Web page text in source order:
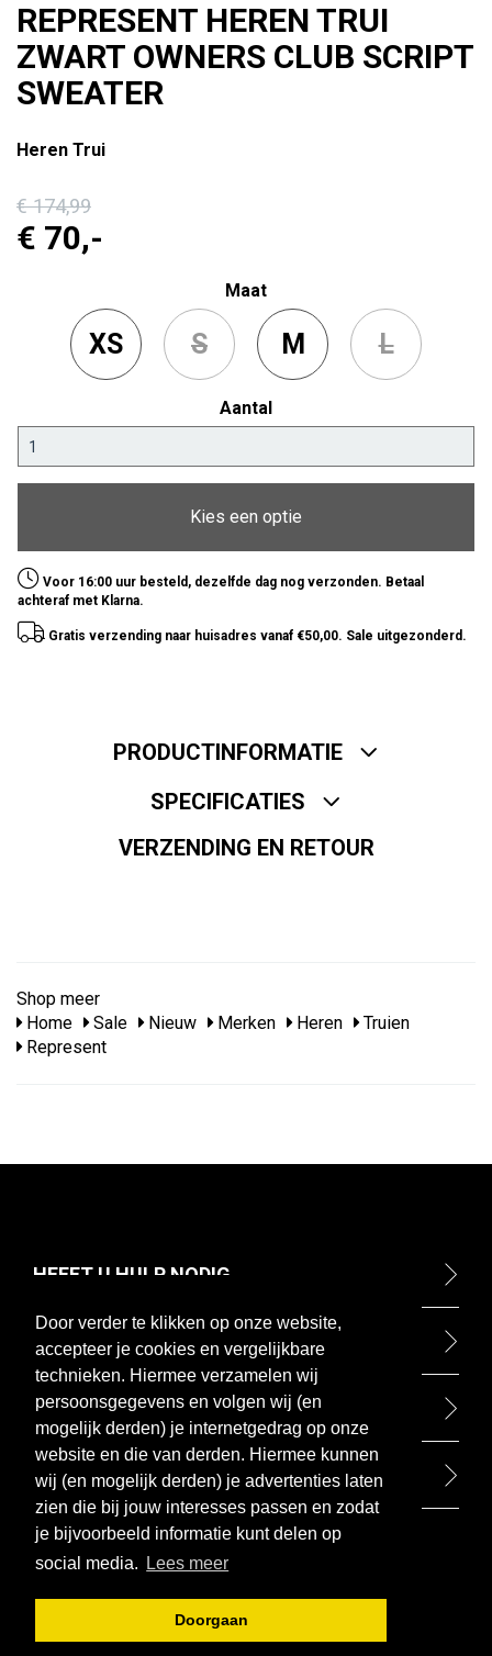
Door verder te klikken op onze website,
accepteer je cookies en vergelijkbare
technieken. Hiermee verzamelen wij
persoonsgegevens en volgen wij (en
mogelijk derden) je internetgedrag op onze
website en die van derden. Hiermee kunnen
wij (en mogelijk derden) je advertenties laten
zien die bij jouw interesses passen en zodat
je bijvoorbeeld informatie kunt delen op
social media.
Lees meer
Doorgaan
REPRESENT HEREN TRUI
ZWART OWNERS CLUB SCRIPT
SWEATER
Heren Trui
€ 174,99
€ 70,-
Maat
XS S M L
Aantal
Kies een optie
Voor 16:00 uur besteld, dezelfde dag nog verzonden. Betaal
achteraf met Klarna.
Gratis verzending naar huisadres vanaf €50,00. Sale uitgezonderd.
PRODUCTINFORMATIE
SPECIFICATIES
VERZENDING EN RETOUR
Shop meer
Home
Sale Nieuw Merken Heren
Truien
Represent
HEEFT U HULP NODIG
ONTDEK
BETAALMETHODEN
BEZOEK ONZE WINKEL